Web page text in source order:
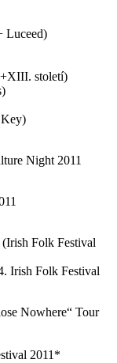
Luceed)
století)
Night 2011
Folk Festival
Irish Folk Festival
Nowhere“ Tour
2011*